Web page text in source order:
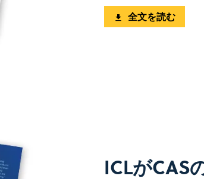
全文を読む
ICLがCAS